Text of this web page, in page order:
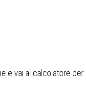
e vai al calcolatore